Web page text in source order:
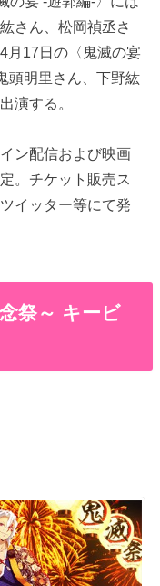
さん、松岡禎丞さ
月17日の〈鬼滅の宴
頭明里さん、下野紘
演する。
ン配信および映画
。チケット販売ス
イッター等にて発
祭～ キービ